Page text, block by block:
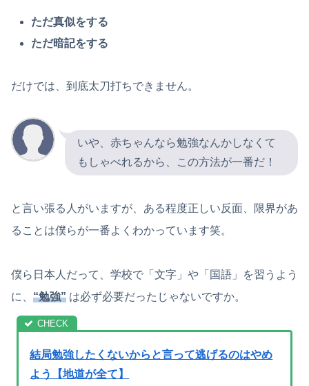
ただ真似をする
ただ暗記をする
だけでは、到底太刀打ちできません。
いや、赤ちゃんなら勉強なんかしなくて
もしゃべれるから、この方法が一番だ！
と言い張る人がいますが、ある程度正しい反面、限界があ
ることは僕らが一番よくわかっています笑。
僕ら日本人だって、学校で「文字」や「国語」を習うよう
に、 “勉強” は必ず必要だったじゃないですか。
結局勉強したくないからと言って逃げるのはやめ
よう【地道が全て】